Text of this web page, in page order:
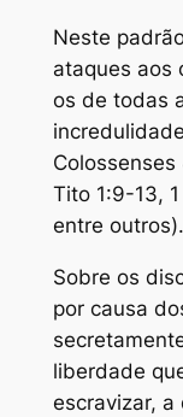
Neste
ataques aos
os de todas
Colossenses
Tito 1:9-13,
entre outros).
Sobre os
por causa
liberdade
escravizar, a